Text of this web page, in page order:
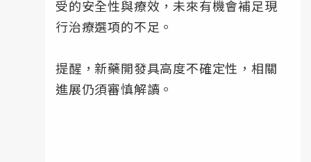
受的安全性與療效，未來有機會補足現
行治療選項的不足。
提醒，新藥開發具高度不確定性，相關
進展仍須審慎解讀。